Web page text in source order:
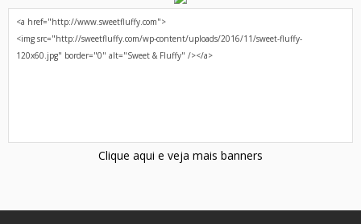
Clique aqui e veja mais banners